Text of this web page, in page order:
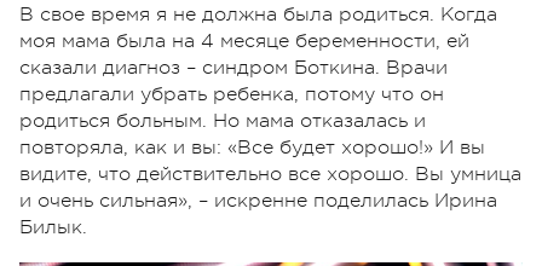
В свое время я не должна была родиться. Когда
моя мама была на 4 месяце беременности, ей
сказали диагноз – синдром Боткина. Врачи
предлагали убрать ребенка, потому что он
родиться больным. Но мама отказалась и
повторяла, как и вы: «Все будет хорошо!» И вы
видите, что действительно все хорошо. Вы умница
и очень сильная», – искренне поделилась Ирина
Билык.